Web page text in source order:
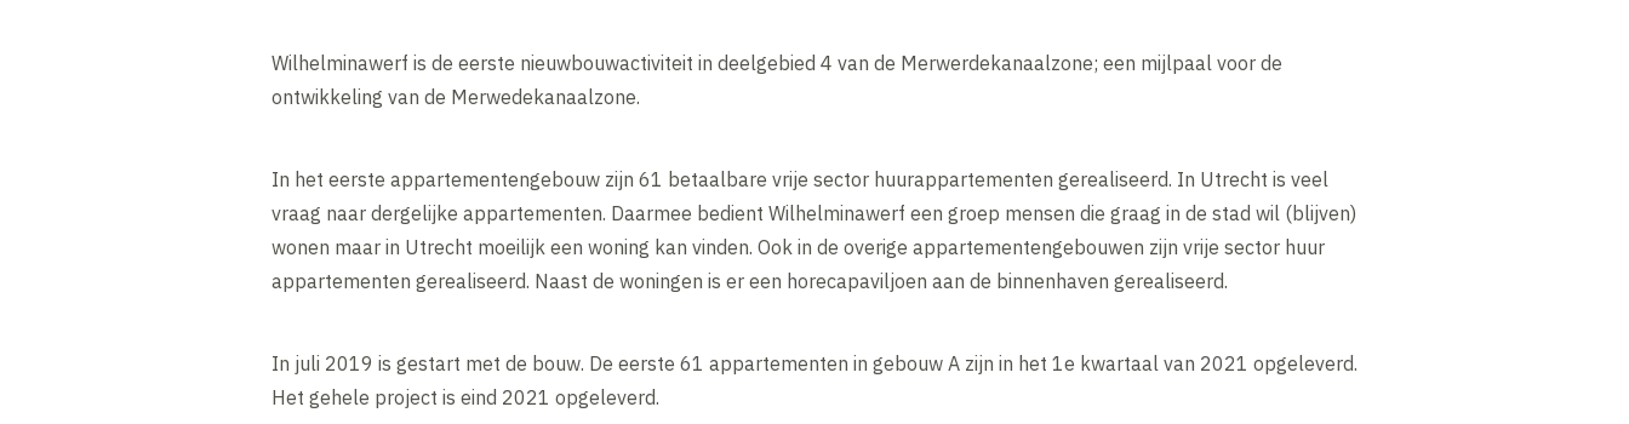
Wilhelminawerf is de eerste nieuwbouwactiviteit in deelgebied 4 van de Merwerdekanaalzone; een mijlpaal voor de
ontwikkeling van de Merwedekanaalzone.
In het eerste appartementengebouw zijn 61 betaalbare vrije sector huurappartementen gerealiseerd. In Utrecht is veel
vraag naar dergelijke appartementen. Daarmee bedient Wilhelminawerf een groep mensen die graag in de stad wil (blijven)
wonen maar in Utrecht moeilijk een woning kan vinden. Ook in de overige appartementengebouwen zijn vrije sector huur
appartementen gerealiseerd. Naast de woningen is er een horecapaviljoen aan de binnenhaven gerealiseerd.
In juli 2019 is gestart met de bouw. De eerste 61 appartementen in gebouw A zijn in het 1e kwartaal van 2021 opgeleverd.
Het gehele project is eind 2021 opgeleverd.